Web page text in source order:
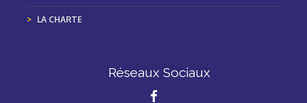
LA CHARTE
Réseaux Sociaux